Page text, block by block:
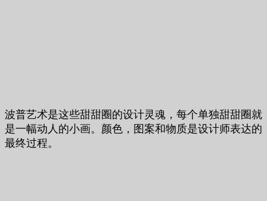
波普艺术是这些甜甜圈的设计灵魂，每个单独甜甜圈就
是一幅动人的小画。颜色，图案和物质是设计师表达的
最终过程。